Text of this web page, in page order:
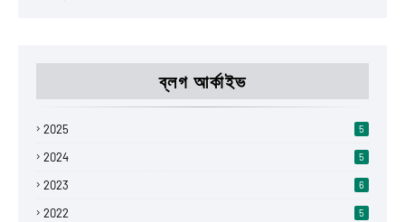
ব্লগ আর্কাইভ
2025 5
2024 5
2023 6
2022 5